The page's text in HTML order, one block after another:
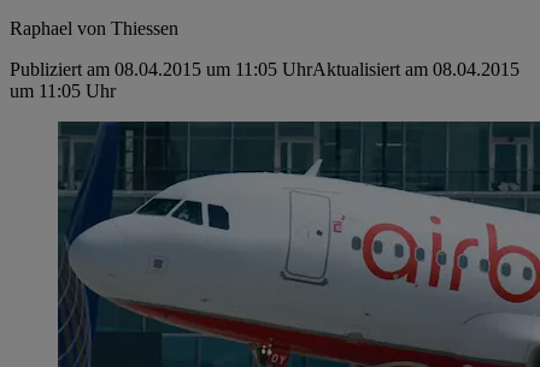
Raphael von Thiessen
Publiziert am 08.04.2015 um 11:05 UhrAktualisiert am 08.04.2015
um 11:05 Uhr